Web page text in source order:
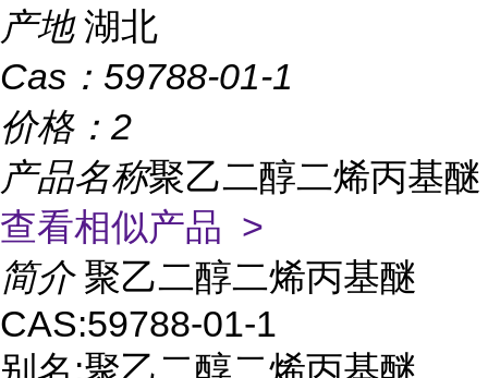
产地 湖北
Cas： 59788-01-1
价格： 2
产品名称聚乙二醇二烯丙基醚
查看相似产品 >
简介 聚乙二醇二烯丙基醚
CAS:59788-01-1
别名:聚乙二醇二烯丙基醚